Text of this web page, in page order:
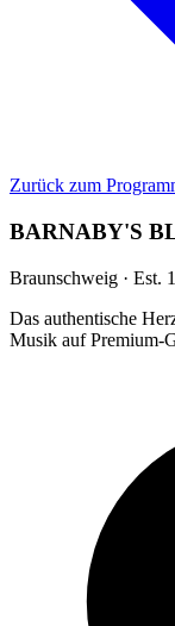
Zurück zum
BARNABY'S
Braunschweig · Est.
Das authentische
Musik auf Premium-